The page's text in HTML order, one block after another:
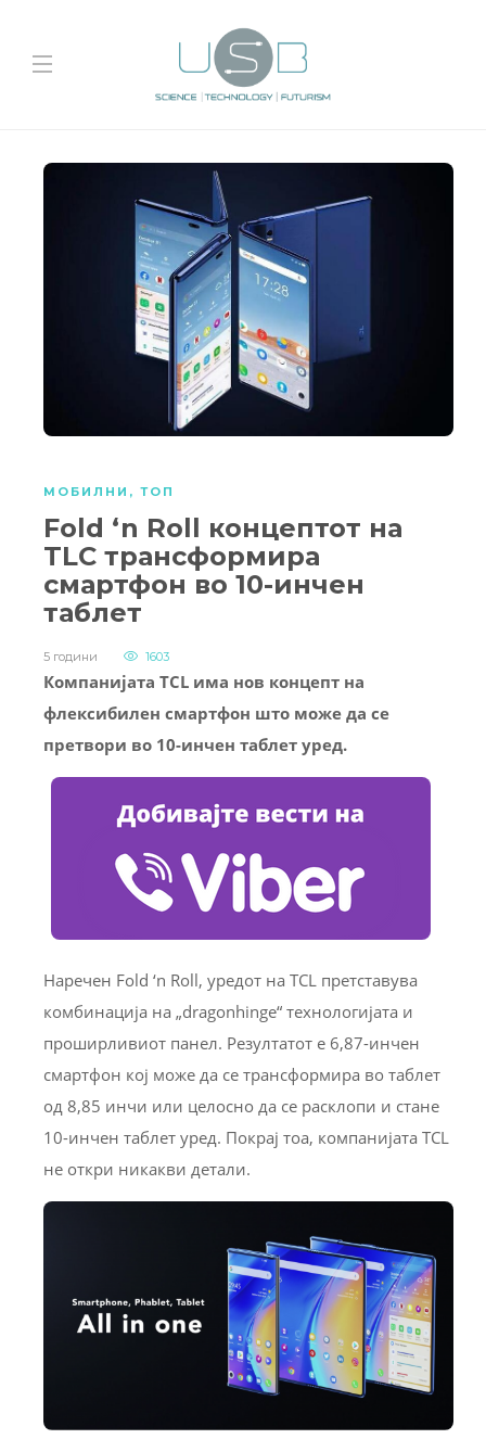
МОБИЛНИ , ТОП
Fold ‘n Roll концептот на
TLC трансформира
смартфон во 10-инчен
таблет
5 години 1603
Компанијата TCL има нов концепт на
флексибилен смартфон што може да се
претвори во 10-инчен таблет уред.
Наречен Fold ‘n Roll, уредот на TCL претставува
комбинација на „dragonhinge“ технологијата и
проширливиот панел. Резултатот е 6,87-инчен
смартфон кој може да се трансформира во таблет
од 8,85 инчи или целосно да се расклопи и стане
10-инчен таблет уред. Покрај тоа, компанијата TCL
не откри никакви детали.